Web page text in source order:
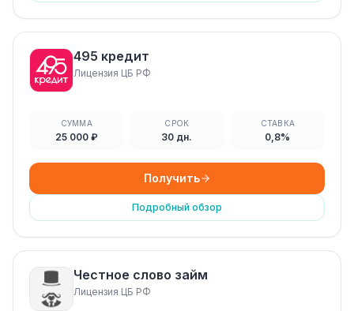
495 кредит
Лицензия ЦБ РФ
СУММА
25 000 ₽
СРОК
30 дн.
СТАВКА
0,8%
Получить
Подробный обзор
Честное слово займ
Лицензия ЦБ РФ